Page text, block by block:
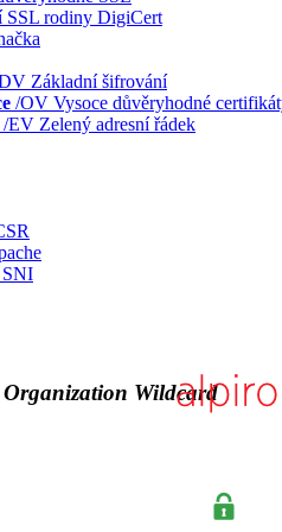
SSL rodiny DigiCert
Základní šifrování
/OV Vysoce důvěryhodné
/EV Zelený adresní řádek
SNI
Wildcard